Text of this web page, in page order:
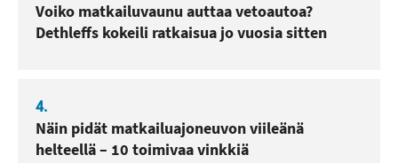
Voiko matkailuvaunu auttaa vetoautoa?
Dethleffs kokeili ratkaisua jo vuosia sitten
4.
Näin pidät matkailuajoneuvon viileänä
helteellä – 10 toimivaa vinkkiä